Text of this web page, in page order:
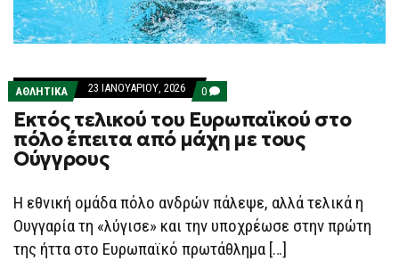
ΑΘΛΗΤΙΚΑ 23 ΙΑΝΟΥΑΡΊΟΥ, 2026 0 COMMENTS
ON
ΕΚΤΌΣ
ΤΕΛΙΚΟΎ
ΤΟΥ
ΈΠΕΙΤΑ
ΑΠΌ
ΜΆΧΗ
ΤΟΥΣ
Εκτός τελικού του Ευρωπαϊκού στο
πόλο έπειτα από μάχη με τους
Ούγγρους
Η εθνική ομάδα πόλο ανδρών πάλεψε, αλλά τελικά η
Ουγγαρία τη «λύγισε» και την υποχρέωσε στην πρώτη
της ήττα στο Ευρωπαϊκό πρωτάθλημα […]